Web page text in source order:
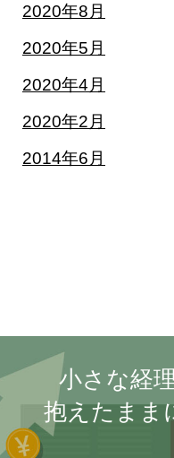
2020年8月
2020年5月
2020年4月
2020年2月
2014年6月
小さな経
抱えたまま